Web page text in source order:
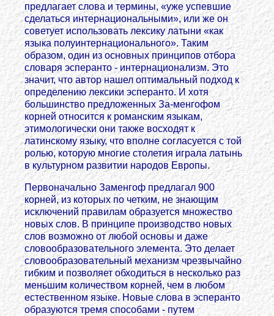
предлагает слова и термины, «уже успевшие
сделаться интернациональными», или же он
советует использовать лексику латыни «как
языка полуинтернационального». Таким
образом, один из основных принципов отбора
словаря эсперанто - интернационализм. Это
значит, что автор нашел оптимальный подход к
определению лексики эсперанто. И хотя
большинство предложенных За-менгофом
корней относится к романским языкам,
этимологически они также восходят к
латинскому языку, что вполне согласуется с той
ролью, которую многие столетия играла латынь
в культурном развитии народов Европы.
Первоначально Заменгоф предлагал 900
корней, из которых по четким, не знающим
исключений правилам образуется множество
новых слов. В принципе производство новых
слов возможно от любой основы и даже
словообразовательного элемента. Это делает
словообразовательный механизм чрезвычайно
гибким и позволяет обходиться в несколько раз
меньшим количеством корней, чем в любом
естественном языке. Новые слова в эсперанто
образуются тремя способами - путем